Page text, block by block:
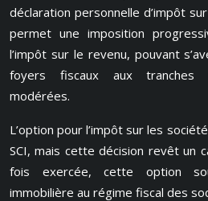
déclaration personnelle d’impôt
permet une imposition
l’impôt sur le revenu, pouvant
foyers fiscaux aux tranches
modérées.
L’option pour l’impôt sur les
SCI, mais cette décision revêt un
fois exercée, cette option
immobilière au régime fiscal des